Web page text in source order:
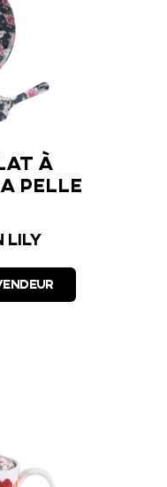
Coffret
tarte avec